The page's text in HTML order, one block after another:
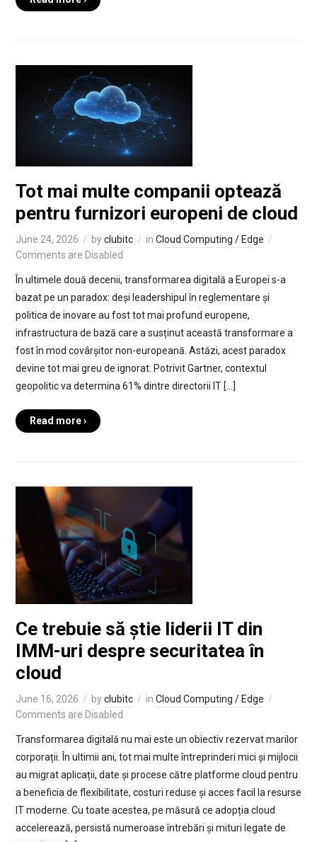
Tot mai multe companii optează
pentru furnizori europeni de cloud
June 24, 2026 byclubitc in Cloud Computing / Edge
Comments are Disabled
În ultimele două decenii, transformarea digitală a Europei s-a
bazat pe un paradox: deși leadershipul în reglementare și
politica de inovare au fost tot mai profund europene,
infrastructura de bază care a susținut această transformare a
fost în mod covârșitor non-europeană. Astăzi, acest paradox
devine tot mai greu de ignorat. Potrivit Gartner, contextul
geopolitic va determina 61% dintre directorii IT […]
Read more ›
Ce trebuie să știe liderii IT din
IMM-uri despre securitatea în
cloud
June 16, 2026 byclubitc in Cloud Computing / Edge
Comments are Disabled
Transformarea digitală nu mai este un obiectiv rezervat marilor
corporații. În ultimii ani, tot mai multe întreprinderi mici și mijlocii
au migrat aplicații, date și procese către platforme cloud pentru
a beneficia de flexibilitate, costuri reduse și acces facil la resurse
IT moderne. Cu toate acestea, pe măsură ce adopția cloud
accelerează, persistă numeroase întrebări și mituri legate de